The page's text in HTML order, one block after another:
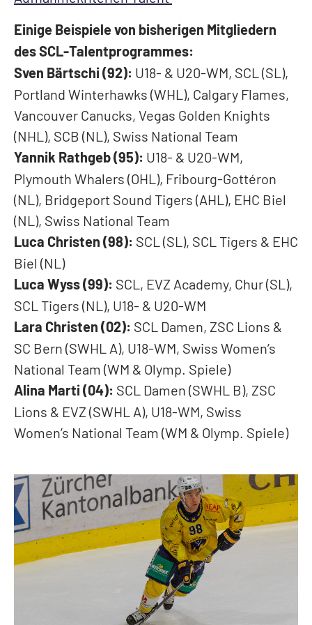
Einige Beispiele von bisherigen Mitgliedern
des SCL-Talentprogrammes:
Sven Bärtschi (92): U18- & U20-WM, SCL (SL),
Portland Winterhawks (WHL), Calgary Flames,
Vancouver Canucks, Vegas Golden Knights
(NHL), SCB (NL), Swiss National Team
Yannik Rathgeb (95): U18- & U20-WM,
Plymouth Whalers (OHL), Fribourg-Gottéron
(NL), Bridgeport Sound Tigers (AHL), EHC Biel
(NL), Swiss National Team
Luca Christen (98): SCL (SL), SCL Tigers & EHC
Biel (NL)
Luca Wyss (99): SCL, EVZ Academy, Chur (SL),
SCL Tigers (NL), U18- & U20-WM
Lara Christen (02): SCL Damen, ZSC Lions &
SC Bern (SWHL A), U18-WM, Swiss Women’s
National Team (WM & Olymp. Spiele)
Alina Marti (04): SCL Damen (SWHL B), ZSC
Lions & EVZ (SWHL A), U18-WM, Swiss
Women’s National Team (WM & Olymp. Spiele)